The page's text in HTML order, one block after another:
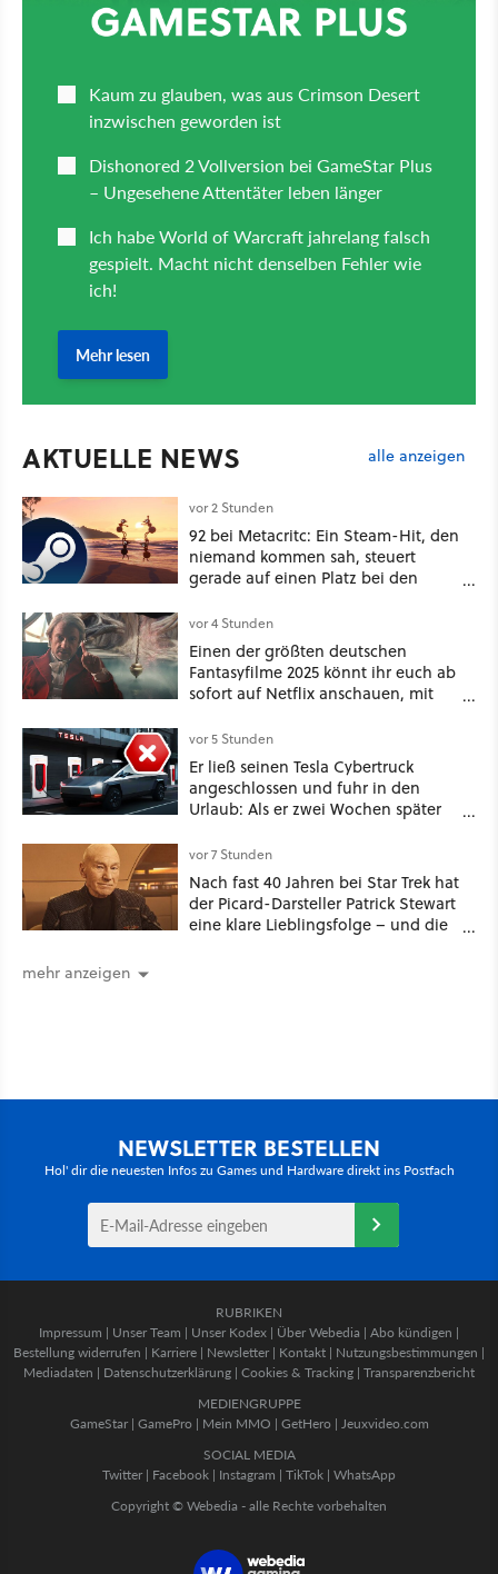
AKTUELLE NEWS alle anzeigen
vor 2 Stunden
92 bei Metacritc: Ein Steam-Hit, den
niemand kommen sah, steuert
gerade auf einen Platz bei den
vor 4 Stunden
Einen der größten deutschen
Fantasyfilme 2025 könnt ihr euch ab
sofort auf Netflix anschauen, mit
vor 5 Stunden
Er ließ seinen Tesla Cybertruck
angeschlossen und fuhr in den
Urlaub: Als er zwei Wochen später
mehr an [Best of GameStar]
vor 7 Stunden
Nach fast 40 Jahren bei Star Trek hat
der Picard-Darsteller Patrick Stewart
eine klare Lieblingsfolge – und die
mehr anzeigen
NEWSLETTER BESTELLEN
Hol' dir die neuesten Infos zu Games und Hardware direkt ins Postfach
RUBRIKEN
Impressum | Unser Team | Unser Kodex | Über Webedia | Abo kündigen |
Bestellung widerrufen | Karriere | Newsletter | Kontakt | Nutzungsbestimmungen |
Mediadaten | Datenschutzerklärung | Cookies & Tracking | Transparenzbericht
MEDIENGRUPPE
GameStar| GamePro | Mein MMO | GetHero | Jeuxvideo.com
SOCIAL MEDIA
Twitter | Facebook | Instagram | TikTok | WhatsApp
Copyright © Webedia - alle Rechte vorbehalten